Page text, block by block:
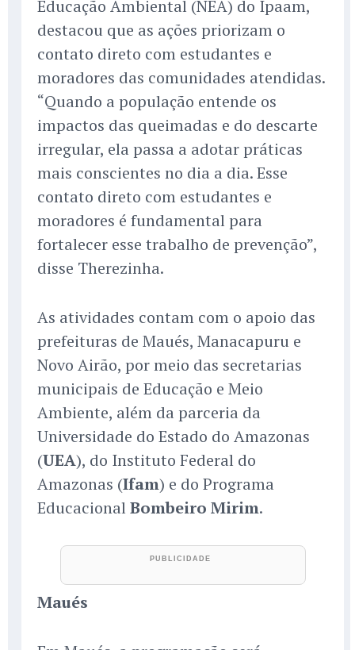
Educação Ambiental (NEA) do Ipaam,
destacou que as ações priorizam o
contato direto com estudantes e
moradores das comunidades atendidas.
“Quando a população entende os
impactos das queimadas e do descarte
irregular, ela passa a adotar práticas
mais conscientes no dia a dia. Esse
contato direto com estudantes e
moradores é fundamental para
fortalecer esse trabalho de prevenção”,
disse Therezinha.
As atividades contam com o apoio das
prefeituras de Maués, Manacapuru e
Novo Airão, por meio das secretarias
municipais de Educação e Meio
Ambiente, além da parceria da
Universidade do Estado do Amazonas
(UEA), do Instituto Federal do
Amazonas (Ifam) e do Programa
Educacional Bombeiro Mirim.
Maués